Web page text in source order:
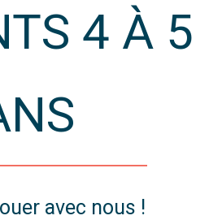
4 À 5
avec nous !